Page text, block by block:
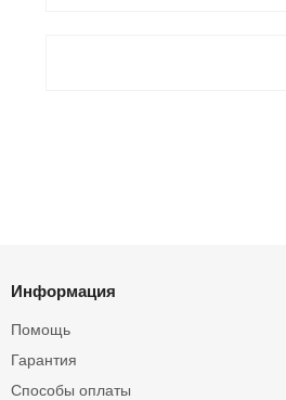
Информация
Помощь
Гарантия
Способы оплаты